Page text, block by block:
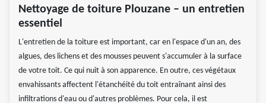
Nettoyage de toiture Plouzane – un entretien
essentiel
L'entretien de la toiture est important, car en l'espace d'un an, des
algues, des lichens et des mousses peuvent s'accumuler à la surface
de votre toit. Ce qui nuit à son apparence. En outre, ces végétaux
envahissants affectent l'étanchéité du toit entraînant ainsi des
infiltrations d'eau ou d'autres problèmes. Pour cela, il est